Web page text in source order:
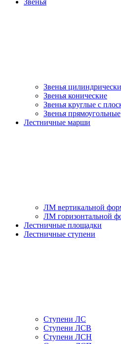
Звенья
Звенья конические
Звенья круглые с
Звенья прямоугольные
Лестничные марши
ЛМ вертикальной
ЛМ горизонтальной
Лестничные площадки
Лестничные ступени
Ступени ЛС
Ступени ЛСВ
Ступени ЛСН